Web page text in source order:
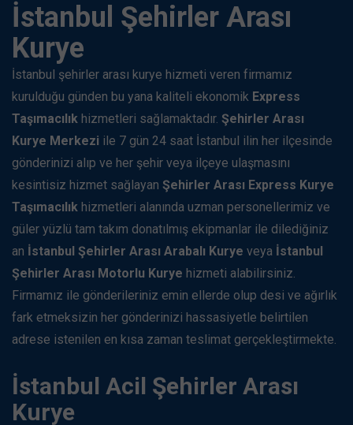
İstanbul Şehirler Arası
Kurye
İstanbul şehirler arası kurye hizmeti veren firmamız
kurulduğu günden bu yana kaliteli ekonomik Express
Taşımacılık hizmetleri sağlamaktadır. Şehirler Arası
Kurye Merkezi ile 7 gün 24 saat İstanbul ilin her ilçesinde
gönderinizi alıp ve her şehir veya ilçeye ulaşmasını
kesintisiz hizmet sağlayan Şehirler Arası Express Kurye
Taşımacılık hizmetleri alanında uzman personellerimiz ve
güler yüzlü tam takım donatılmış ekipmanlar ile dilediğiniz
an İstanbul Şehirler Arası Arabalı Kurye veya İstanbul
Şehirler Arası Motorlu Kurye hizmeti alabilirsiniz.
Firmamız ile gönderileriniz emin ellerde olup desi ve ağırlık
fark etmeksizin her gönderinizi hassasiyetle belirtilen
adrese istenilen en kısa zaman teslimat gerçekleştirmekte.
İstanbul Acil Şehirler Arası
Kurye